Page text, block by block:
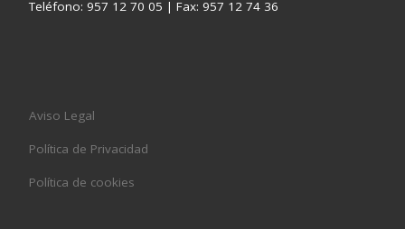
Teléfono: 957 12 70 05 | Fax: 957 12 74 36
Aviso Legal
Política de Privacidad
Política de cookies